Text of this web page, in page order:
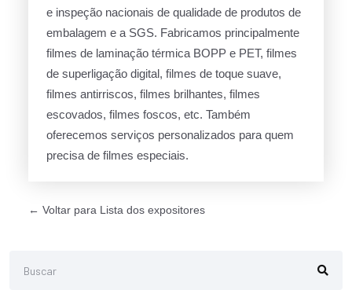
e inspeção nacionais de qualidade de produtos de
embalagem e a SGS. Fabricamos principalmente
filmes de laminação térmica BOPP e PET, filmes
de superligação digital, filmes de toque suave,
filmes antirriscos, filmes brilhantes, filmes
escovados, filmes foscos, etc. Também
oferecemos serviços personalizados para quem
precisa de filmes especiais.
← Voltar para Lista dos expositores